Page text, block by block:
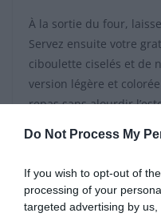
Do Not Process My
If you wish to opt-out of
processing of your
targeted advertising by
À la sortie du four,
Servez ensuite votre
ciboulette ciselés et de
version légère et
repas sans alourdir
cœurs à l’approche de